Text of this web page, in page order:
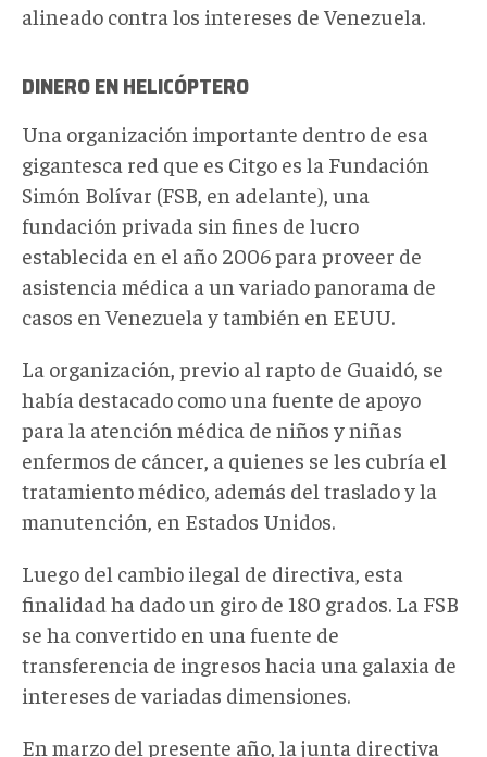
alineado contra los intereses de Venezuela.
DINERO EN HELICÓPTERO
Una organización importante dentro de esa
gigantesca red que es Citgo es la Fundación
Simón Bolívar (FSB, en adelante), una
fundación privada sin fines de lucro
establecida en el año 2006 para proveer de
asistencia médica a un variado panorama de
casos en Venezuela y también en EEUU.
La organización, previo al rapto de Guaidó, se
había destacado como una fuente de apoyo
para la atención médica de niños y niñas
enfermos de cáncer, a quienes se les cubría el
tratamiento médico, además del traslado y la
manutención, en Estados Unidos.
Luego del cambio ilegal de directiva, esta
finalidad ha dado un giro de 180 grados. La FSB
se ha convertido en una fuente de
transferencia de ingresos hacia una galaxia de
intereses de variadas dimensiones.
En marzo del presente año, la junta directiva